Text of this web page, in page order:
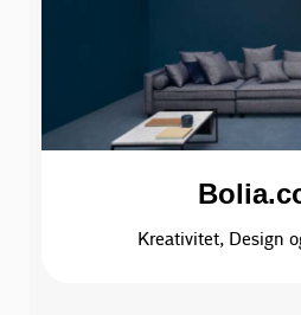
Kreativitet, Design